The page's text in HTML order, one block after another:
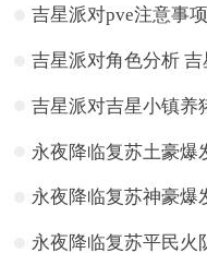
吉星派对pve注意事
什么
吉星派对角色分析
吉星派对吉星小镇养
吉星小镇养猪流玩法攻略
永夜降临复苏土豪爆
临复苏土豪爆发火队搭
永夜降临复苏神豪爆
复苏神豪爆发队搭配思
永夜降临复苏平民火